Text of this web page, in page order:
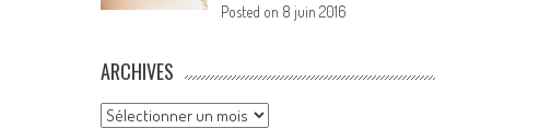
Posted on 8 juin 2016
ARCHIVES
Archives